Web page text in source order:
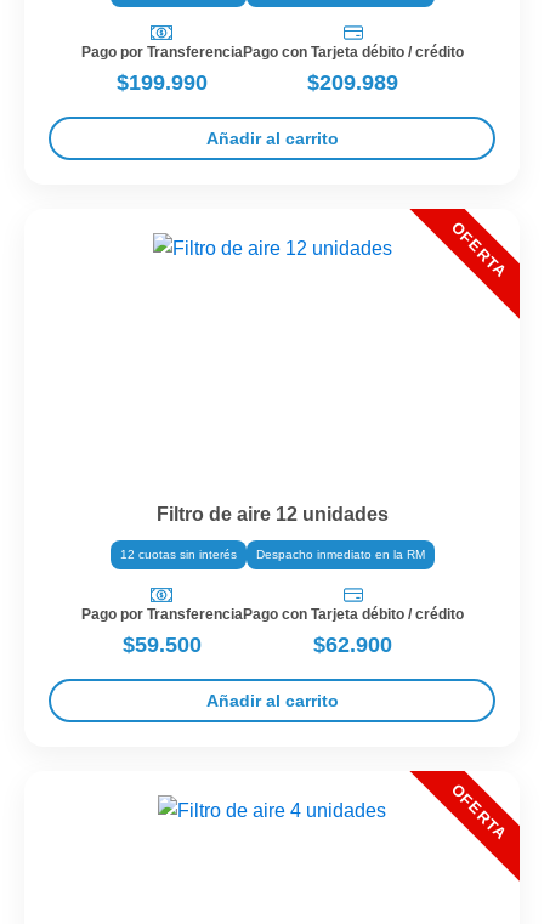
Pago por Transferencia
$199.990
Pago con Tarjeta débito / crédito
$209.989
Añadir al carrito
Filtro de aire 12 unidades
12 cuotas sin interés Despacho inmediato en la RM
Pago por Transferencia
$59.500
Pago con Tarjeta débito / crédito
$62.900
Añadir al carrito